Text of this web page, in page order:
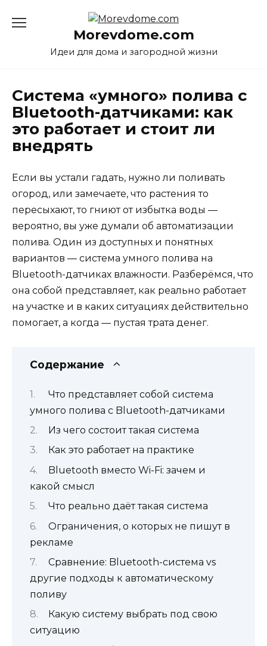
Morevdome.com
Идеи для дома и загородной жизни
Система «умного» полива с
Bluetooth-датчиками: как
это работает и стоит ли
внедрять
Если вы устали гадать, нужно ли поливать
огород, или замечаете, что растения то
пересыхают, то гниют от избытка воды —
вероятно, вы уже думали об автоматизации
полива. Один из доступных и понятных
вариантов — система умного полива на
Bluetooth-датчиках влажности. Разберёмся, что
она собой представляет, как реально работает
на участке и в каких ситуациях действительно
помогает, а когда — пустая трата денег.
Содержание
Что представляет собой система
умного полива с Bluetooth-датчиками
Из чего состоит такая система
Как это работает на практике
Bluetooth вместо Wi-Fi: зачем и
какой смысл
Что реально даёт такая система
Ограничения, о которых не пишут в
рекламе
Сравнение: Bluetooth-система vs
другие подходы к автоматическому
поливу
Какую систему выбрать под свою
ситуацию